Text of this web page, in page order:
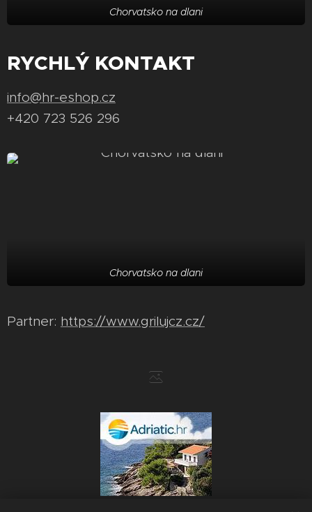
Chorvatsko na dlani
RYCHLÝ KONTAKT
info@hr-eshop.cz
+420 723 526 296
Chorvatsko na dlani
Partner: https://www.grilujcz.cz/